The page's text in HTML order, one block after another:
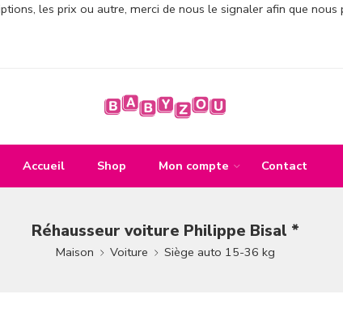
les prix ou autre, merci de nous le signaler afin que
Accueil Shop Mon compte Contact
Réhausseur voiture Philippe Bisal *
Maison Voiture Siège auto 15-36 kg